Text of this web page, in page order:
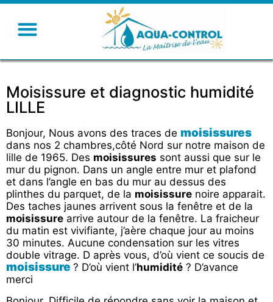
Moisissure et diagnostic humidité
LILLE
Bonjour, Nous avons des traces de moisissures
dans nos 2 chambres,côté Nord sur notre maison de
lille de 1965. Des moisissures sont aussi que sur le
mur du pignon. Dans un angle entre mur et plafond
et dans l’angle en bas du mur au dessus des
plinthes du parquet, de la moisissure noire apparait.
Des taches jaunes arrivent sous la fenêtre et de la
moisissure arrive autour de la fenêtre. La fraicheur
du matin est vivifiante, j’aère chaque jour au moins
30 minutes. Aucune condensation sur les vitres
double vitrage. D après vous, d’où vient ce soucis de
moisissure ? D’où vient l’humidité ? D’avance
merci